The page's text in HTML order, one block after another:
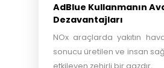
AdBlue Kullanmanın
Dezavantajları
NOx araçlarda yakıtın
sonucu üretilen ve insan
etkileyen zehirli bir gazdır.